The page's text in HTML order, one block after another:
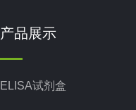
产品展示
ELISA试剂盒